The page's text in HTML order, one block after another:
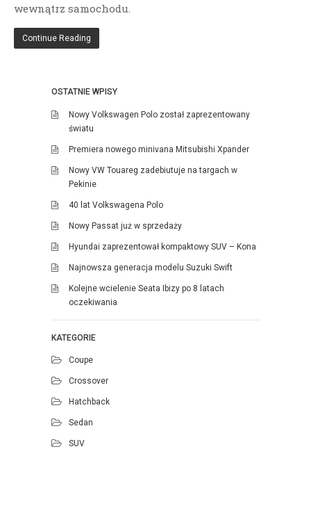
wewnątrz samochodu.
Continue Reading
OSTATNIE WPISY
Nowy Volkswagen Polo został zaprezentowany
światu
Premiera nowego minivana Mitsubishi Xpander
Nowy VW Touareg zadebiutuje na targach w
Pekinie
40 lat Volkswagena Polo
Nowy Passat już w sprzedaży
Hyundai zaprezentował kompaktowy SUV – Kona
Najnowsza generacja modelu Suzuki Swift
Kolejne wcielenie Seata Ibizy po 8 latach
oczekiwania
KATEGORIE
Coupe
Crossover
Hatchback
Sedan
SUV